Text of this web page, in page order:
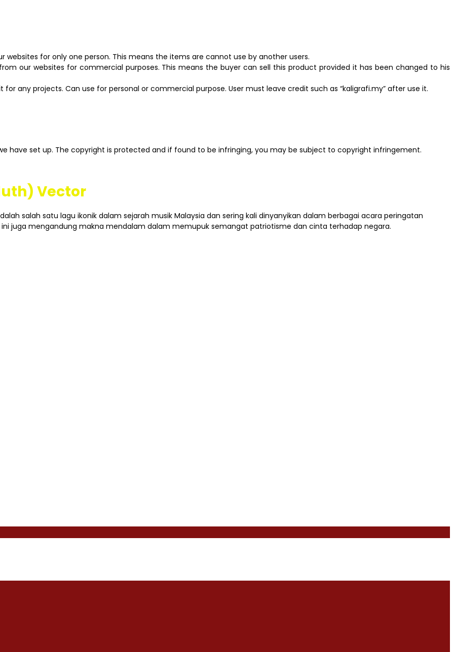
websites for only one person. This means the items are cannot use by another users.
our websites for commercial purposes. This means the buyer can sell this product provided it has been changed to his
any projects. Can use for personal or commercial purpose. User must leave credit such as “kaligrafi.my” after use it.
have set up. The copyright is protected and if found to be infringing, you may be subject to copyright infringement.
Vector
salah satu lagu ikonik dalam sejarah musik Malaysia dan sering kali dinyanyikan dalam berbagai acara peringatan
ini juga mengandung makna mendalam dalam memupuk semangat patriotisme dan cinta terhadap negara.